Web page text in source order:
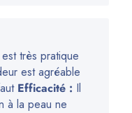
très pratique
est agréable
Efficacité : Il
à la peau ne